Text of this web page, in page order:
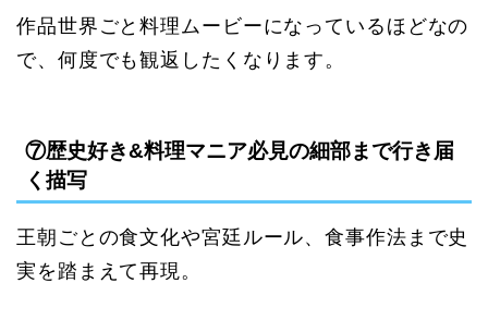
作品世界ごと料理ムービーになっているほどなの
で、何度でも観返したくなります。
⑦歴史好き&料理マニア必見の細部まで行き届
く描写
王朝ごとの食文化や宮廷ルール、食事作法まで史
実を踏まえて再現。